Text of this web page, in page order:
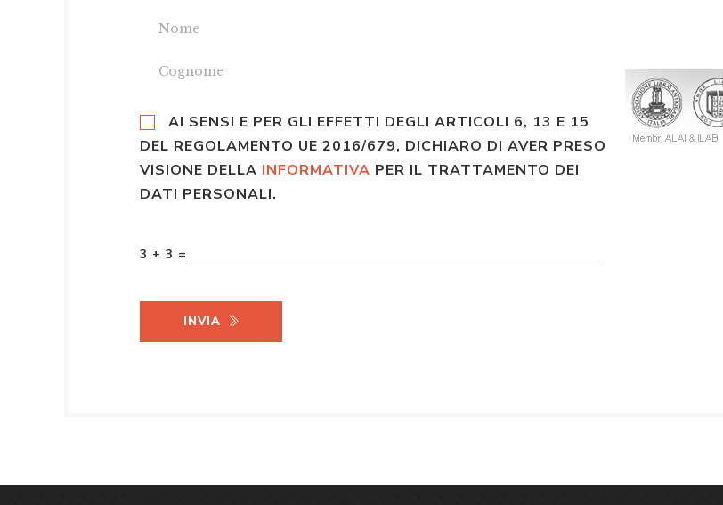
AI SENSI E PER GLI EFFETTI DEGLI ARTICOLI 6, 13 E 15
DEL REGOLAMENTO UE 2016/679, DICHIARO DI AVER PRESO
VISIONE DELLA INFORMATIVA PER IL TRATTAMENTO DEI
DATI PERSONALI.
3 + 3 =
INVIA